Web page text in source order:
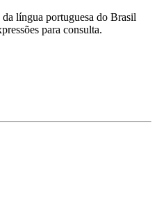
língua portuguesa do Brasil
para consulta.